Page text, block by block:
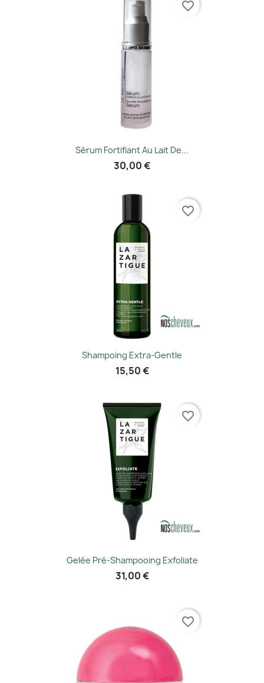
Sérum Fortifiant Au Lait De...
30,00 €
favorite_border
Shampoing Extra-Gentle
15,50 €
favorite_border
Gelée Pré-Shampooing Exfoliate
31,00 €
favorite_border
favorite_border